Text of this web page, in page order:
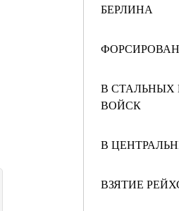
БЕРЛИНА
В
ВОЙСК
В
ВЗЯТИЕ